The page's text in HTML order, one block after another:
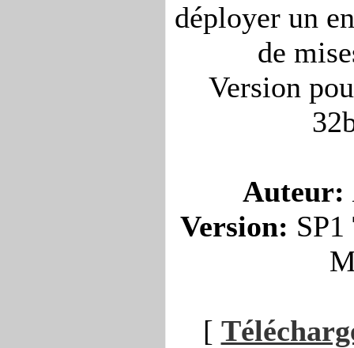
déployer un
de
Version
Auteur:
Version: SP1
[